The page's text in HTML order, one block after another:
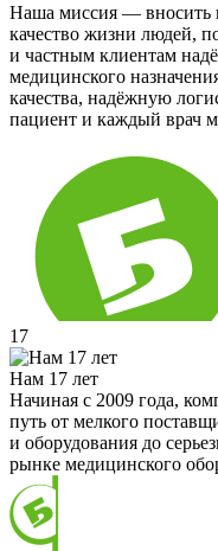
Наша миссия — вносить
качество жизни людей,
и частным клиентам
медицинского
качества, надёжную
пациент и каждый врач
17
Нам 17 лет
Начиная с 2009 года,
путь от мелкого
и оборудования до
рынке медицинского